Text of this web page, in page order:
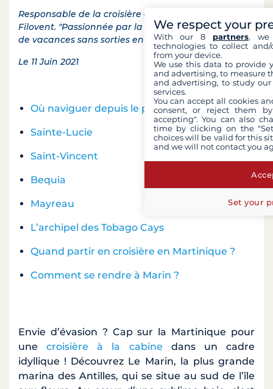
Responsable de la croisière à la cabine chez
Filovent. "Passionnée par la mer, je ne conçois pas
de vacances sans sorties en bateau !"
Le 11 Juin 2021
Où naviguer depuis le port du Marin ?
Sainte-Lucie
Saint-Vincent
Bequia
Mayreau
L’archipel des Tobago Cays
Quand partir en croisière en Martinique ?
Comment se rendre à Marin ?
Envie d’évasion ? Cap sur la Martinique pour
unecroisière à la cabine dans un cadre
idyllique ! Découvrez Le Marin, la plus grande
marina des Antilles, qui se situe au sud de l’île
We respect your
With our 8 partners, we
technologies to collect
from your device.
We use this data to provide
and advertising, to measure
and advertising, to study
services.
You can accept all cookies
consent, or reject them
accepting". You can also
time by clicking on the
choices will be valid for this
and we will not contact you
Set your